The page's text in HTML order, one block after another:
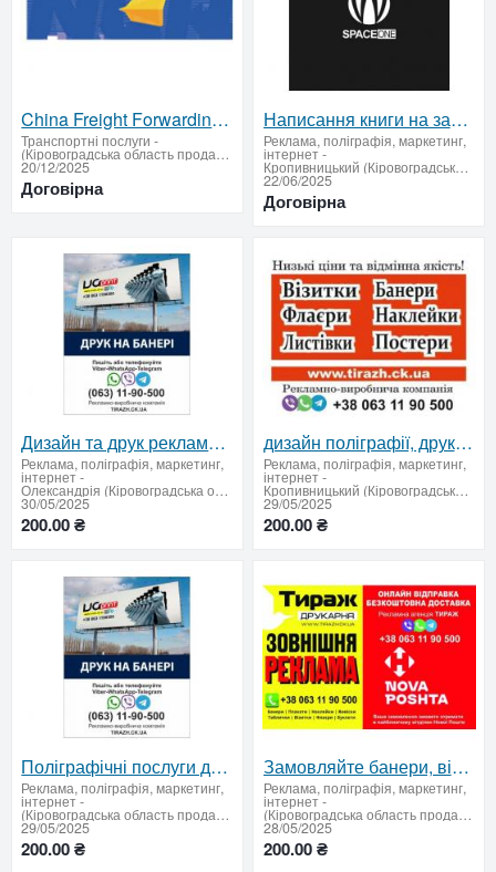
China Freight Forwarding & Logistics Services: Rail, Air, Multimodal Transport
Транспортні послуги -
(Кіровоградська область продати купити)
20/12/2025
Договірна
Написання книги на замовлення
Реклама, поліграфія, маркетинг,
інтернет-
Кропивницький (Кіровоградська область продати купити)
22/06/2025
Договірна
Дизайн та друк рекламної продукції під ключ 2
Реклама, поліграфія, маркетинг,
інтернет-
Олександрія (Кіровоградська область продати купити)
30/05/2025
200.00 ₴
дизайн поліграфії, друк афіш, створення макетів, зовнішня реклама 2
Реклама, поліграфія, маркетинг,
інтернет-
Кропивницький (Кіровоградська область продати купити)
29/05/2025
200.00 ₴
Поліграфічні послуги для магазинів, офісів, заходів
Реклама, поліграфія, маркетинг,
інтернет-
(Кіровоградська область продати купити)
29/05/2025
200.00 ₴
Замовляйте банери, візитки, флаєри швидко і зручно
Реклама, поліграфія, маркетинг,
інтернет-
(Кіровоградська область продати купити)
28/05/2025
200.00 ₴